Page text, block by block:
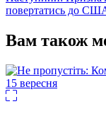
записів
повертатись до
Вам також